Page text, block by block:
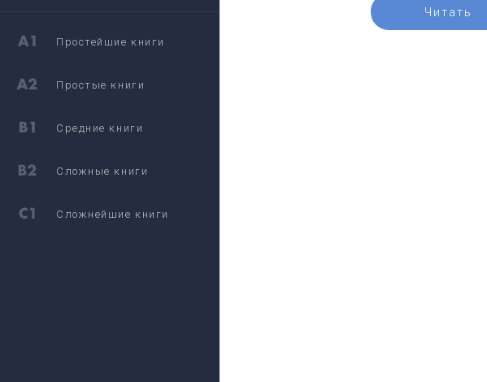
Читать
Простейшие книги
Простые книги
Средние книги
Сложные книги
Сложнейшие книги